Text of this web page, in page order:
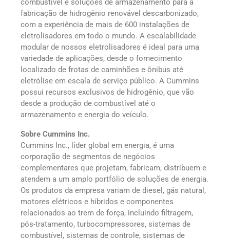
combustível e soluções de armazenamento para a
fabricação de hidrogênio renovável descarbonizado,
com a experiência de mais de 600 instalações de
eletrolisadores em todo o mundo. A escalabilidade
modular de nossos eletrolisadores é ideal para uma
variedade de aplicações, desde o fornecimento
localizado de frotas de caminhões e ônibus até
eletrólise em escala de serviço público. A Cummins
possui recursos exclusivos de hidrogênio, que vão
desde a produção de combustível até o
armazenamento e energia do veículo.
Sobre Cummins Inc.
Cummins Inc., líder global em energia, é uma
corporação de segmentos de negócios
complementares que projetam, fabricam, distribuem e
atendem a um amplo portfólio de soluções de energia.
Os produtos da empresa variam de diesel, gás natural,
motores elétricos e híbridos e componentes
relacionados ao trem de força, incluindo filtragem,
pós-tratamento, turbocompressores, sistemas de
combustível, sistemas de controle, sistemas de